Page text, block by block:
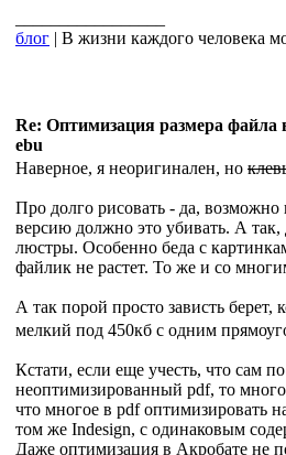
блог | В жизни каждого человека
Re: Оптимизация размера файла
ebu
Наверное, я неоригинален, но
Про долго рисовать - да,
версию должно это убивать. А так,
люстры. Особенно беда с
файлик не растет. То же и со
А так порой просто зависть
мелкий под 450кб с одним
Кстати, если еще учесть, что сам
неоптимизированный pdf, то
что многое в pdf оптимизировать
том же Indesign, с одинаковым
Даже оптимизация в Акробате не